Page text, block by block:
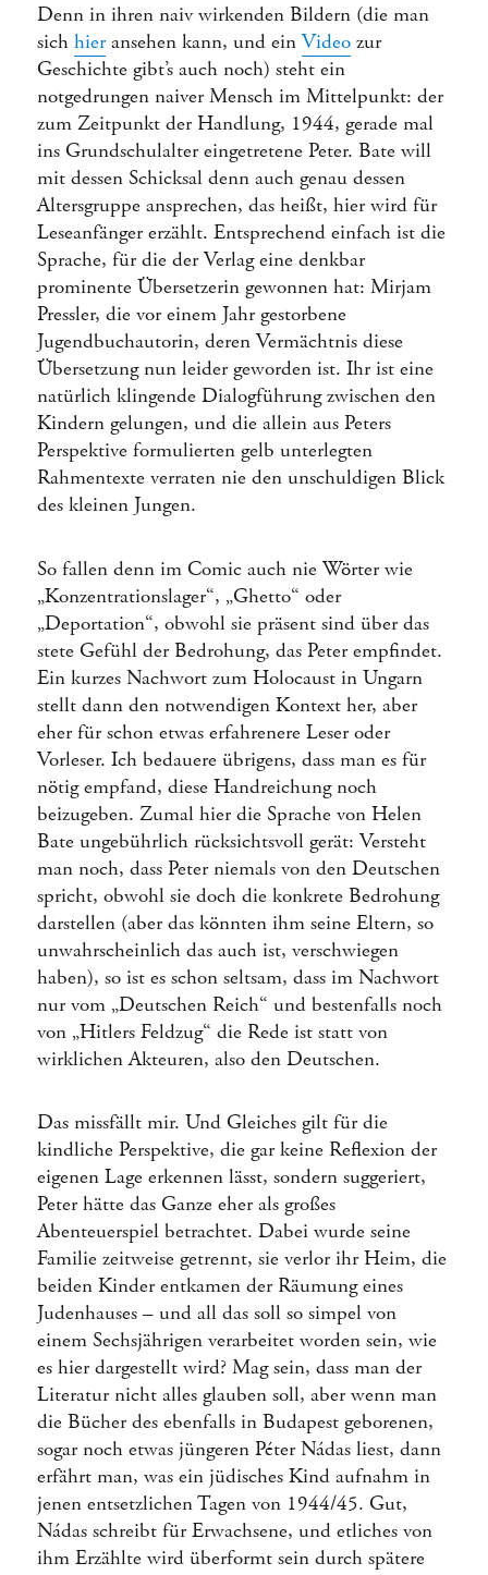
Denn in ihren naiv wirkenden Bildern (die man
sichhieransehen kann, und einVideo zur
Geschichte gibt’s auch noch) steht ein
notgedrungen naiver Mensch im Mittelpunkt: der
zum Zeitpunkt der Handlung, 1944, gerade mal
ins Grundschulalter eingetretene Peter. Bate will
mit dessen Schicksal denn auch genau dessen
Altersgruppe ansprechen, das heißt, hier wird für
Leseanfänger erzählt. Entsprechend einfach ist die
Sprache, für die der Verlag eine denkbar
prominente Übersetzerin gewonnen hat: Mirjam
Pressler, die vor einem Jahr gestorbene
Jugendbuchautorin, deren Vermächtnis diese
Übersetzung nun leider geworden ist. Ihr ist eine
natürlich klingende Dialogführung zwischen den
Kindern gelungen, und die allein aus Peters
Perspektive formulierten gelb unterlegten
Rahmentexte verraten nie den unschuldigen Blick
des kleinen Jungen.
So fallen denn im Comic auch nie Wörter wie
„Konzentrationslager“, „Ghetto“ oder
„Deportation“, obwohl sie präsent sind über das
stete Gefühl der Bedrohung, das Peter empfindet.
Ein kurzes Nachwort zum Holocaust in Ungarn
stellt dann den notwendigen Kontext her, aber
eher für schon etwas erfahrenere Leser oder
Vorleser. Ich bedauere übrigens, dass man es für
nötig empfand, diese Handreichung noch
beizugeben. Zumal hier die Sprache von Helen
Bate ungebührlich rücksichtsvoll gerät: Versteht
man noch, dass Peter niemals von den Deutschen
spricht, obwohl sie doch die konkrete Bedrohung
darstellen (aber das könnten ihm seine Eltern, so
unwahrscheinlich das auch ist, verschwiegen
haben), so ist es schon seltsam, dass im Nachwort
nur vom „Deutschen Reich“ und bestenfalls noch
von „Hitlers Feldzug“ die Rede ist statt von
wirklichen Akteuren, also den Deutschen.
Das missfällt mir. Und Gleiches gilt für die
kindliche Perspektive, die gar keine Reflexion der
eigenen Lage erkennen lässt, sondern suggeriert,
Peter hätte das Ganze eher als großes
Abenteuerspiel betrachtet. Dabei wurde seine
Familie zeitweise getrennt, sie verlor ihr Heim, die
beiden Kinder entkamen der Räumung eines
Judenhauses – und all das soll so simpel von
einem Sechsjährigen verarbeitet worden sein, wie
es hier dargestellt wird? Mag sein, dass man der
Literatur nicht alles glauben soll, aber wenn man
die Bücher des ebenfalls in Budapest geborenen,
sogar noch etwas jüngeren Péter Nádas liest, dann
erfährt man, was ein jüdisches Kind aufnahm in
jenen entsetzlichen Tagen von 1944/45. Gut,
Nádas schreibt für Erwachsene, und etliches von
ihm Erzählte wird überformt sein durch spätere